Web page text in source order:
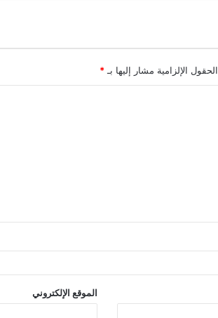
الحقول الإلزامية مشار إليها بـ*
الموقع الإلكتروني